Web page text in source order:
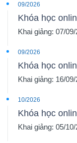
09/2026
Khóa học
Khai giảng: 07/
09/2026
Khóa học
Khai giảng: 16/
10/2026
Khóa học
Khai giảng: 05/